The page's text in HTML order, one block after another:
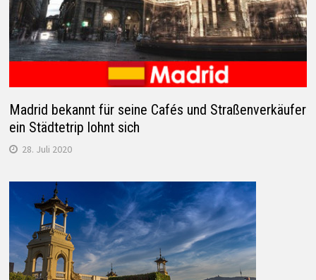
Madrid bekannt für seine Cafés und Straßenverkäufer
ein Städtetrip lohnt sich
28. Juli 2020